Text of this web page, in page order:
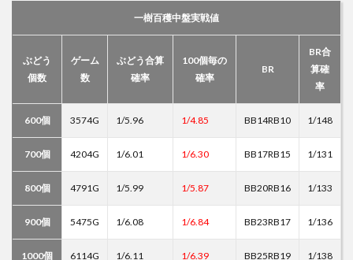
一樹百穫中盤実戦値
ぶどう
個数
ゲーム
数
ぶどう合算
確率
100個毎の
確率
BR
BR合
算確
率
600個 3574G 1/5.96 1/4.85 BB14RB10 1/148
700個 4204G 1/6.01 1/6.30 BB17RB15 1/131
800個 4791G 1/5.99 1/5.87 BB20RB16 1/133
900個 5475G 1/6.08 1/6.84 BB23RB17 1/136
1000個 6114G 1/6.11 1/6.39 BB25RB19 1/138